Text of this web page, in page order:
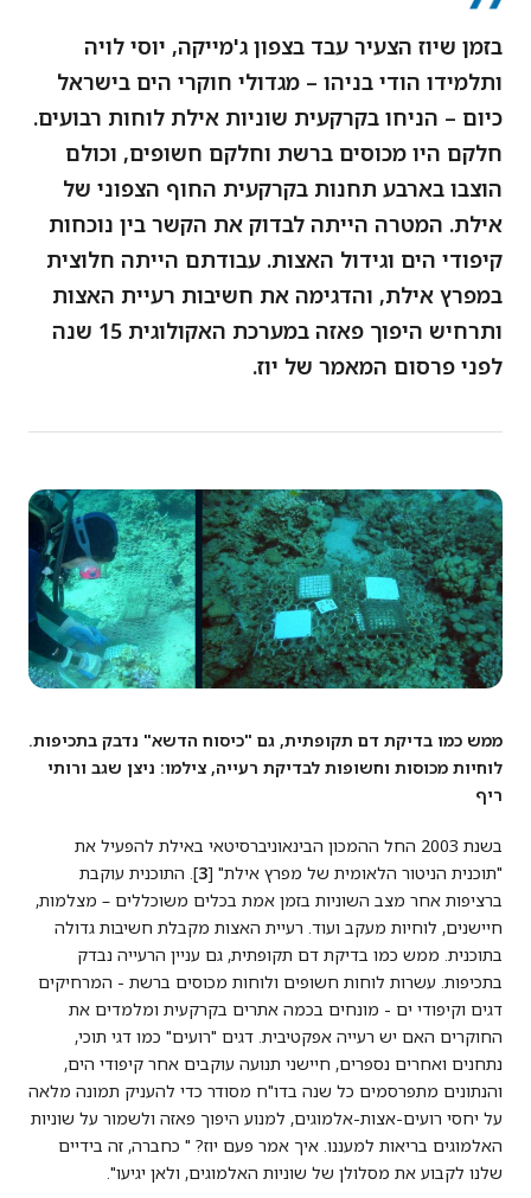
בזמן שיוז הצעיר עבד בצפון ג'מייקה, יוסי לויה
ותלמידו הודי בניהו – מגדולי חוקרי הים בישראל
כיום – הניחו בקרקעית שוניות אילת לוחות רבועים.
חלקם היו מכוסים ברשת וחלקם חשופים, וכולם
הוצבו בארבע תחנות בקרקעית החוף הצפוני של
אילת. המטרה הייתה לבדוק את הקשר בין נוכחות
קיפודי הים וגידול האצות. עבודתם הייתה חלוצית
במפרץ אילת, והדגימה את חשיבות רעיית האצות
ותרחיש היפוך פאזה במערכת האקולוגית 15 שנה
לפני פרסום המאמר של יוז.
ממש כמו בדיקת דם תקופתית, גם "כיסוח הדשא" נדבק בתכיפות.
לוחיות מכוסות וחשופות לבדיקת רעייה, צילמו: ניצן שגב ורותי
ריף
בשנת 2003 החל ההמכון הבינאוניברסיטאי באילת להפעיל את
"תוכנית הניטור הלאומית של מפרץ אילת" [3]. התוכנית עוקבת
ברציפות אחר מצב השוניות בזמן אמת בכלים משוכללים – מצלמות,
חיישנים, לוחיות מעקב ועוד. רעיית האצות מקבלת חשיבות גדולה
בתוכנית. ממש כמו בדיקת דם תקופתית, גם עניין הרעייה נבדק
בתכיפות. עשרות לוחות חשופים ולוחות מכוסים ברשת - המרחיקים
דגים וקיפודי ים - מונחים בכמה אתרים בקרקעית ומלמדים את
החוקרים האם יש רעייה אפקטיבית. דגים "רועים" כמו דגי תוכי,
נתחנים ואחרים נספרים, חיישני תנועה עוקבים אחר קיפודי הים,
והנתונים מתפרסמים כל שנה בדו"ח מסודר כדי להעניק תמונה מלאה
על יחסי רועים-אצות-אלמוגים, למנוע היפוך פאזה ולשמור על שוניות
האלמוגים בריאות למעננו. איך אמר פעם יוז? " כחברה, זה בידיים
שלנו לקבוע את מסלולן של שוניות האלמוגים, ולאן יגיעו".